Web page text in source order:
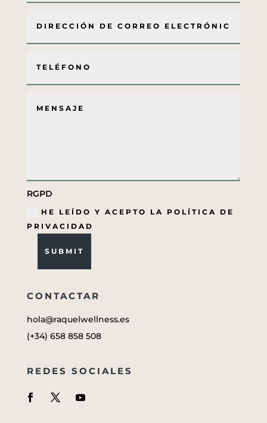
RGPD
HE LEÍDO Y ACEPTO LA POLÍTICA DE
PRIVACIDAD
SUBMIT
CONTACTAR
hola@raquelwellness.es
(+34) 658 858 508
REDES SOCIALES